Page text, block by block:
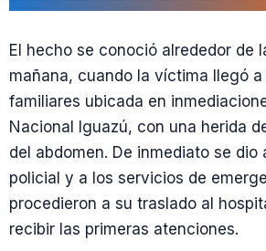
El hecho se conoció alrededor de
mañana, cuando la víctima llegó
familiares ubicada en
Nacional Iguazú, con una herida
del abdomen. De inmediato se dio
policial y a los servicios de
procedieron a su traslado al
recibir las primeras atenciones.